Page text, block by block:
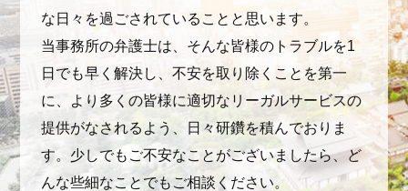
な日々を過ごされていることと思います。
当事務所の弁護士は、そんな皆様のトラブルを1
日でも早く解決し、不安を取り除くことを第一
に、より多くの皆様に適切なリーガルサービスの
提供がなされるよう、日々研鑽を積んでおりま
す。少しでもご不安なことがございましたら、ど
んな些細なことでもご相談ください。